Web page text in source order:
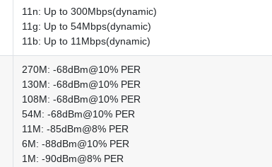
11n: Up to 300Mbps(dynamic)
11g: Up to 54Mbps(dynamic)
11b: Up to 11Mbps(dynamic)
270M: -68dBm@10% PER
130M: -68dBm@10% PER
108M: -68dBm@10% PER
54M: -68dBm@10% PER
11M: -85dBm@8% PER
6M: -88dBm@10% PER
1M: -90dBm@8% PER